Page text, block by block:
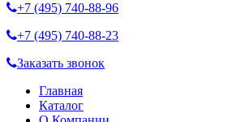
+7 (495) 740-88-96
+7 (495) 740-88-23
Заказать звонок
Главная
Каталог